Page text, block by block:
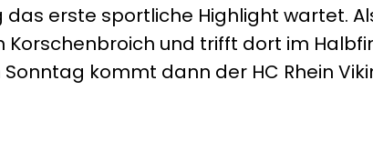
erste sportliche Highlight wartet.
Korschenbroich und trifft dort im
Sonntag kommt dann der HC Rhein